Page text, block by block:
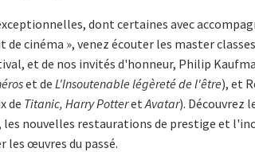
dont certaines avec
de cinéma », venez écouter les master
et de nos invités d'honneur, Philip
et de L'Insoutenable légèreté de l'être), et
de Titanic, Harry Potteret Avatar). Découvrez
nouvelles restaurations de prestige et
les œuvres du passé.